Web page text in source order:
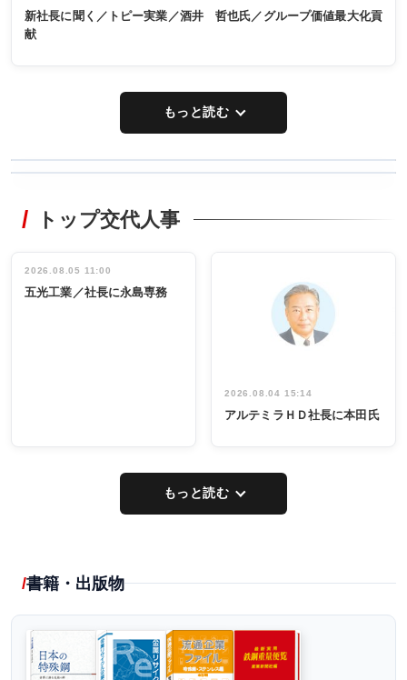
新社長に聞く／トピー実業／酒井 哲也氏／グループ価値最大化貢
献
もっと読む
非鉄業界で
インタビュ
ー／社内ア
タックトレー
祝う 業界関
係者ら220人
出席
トップ交代人事
2026.08.05 11:00
五光工業／社長に永島専務
2026.08.04 15:14
アルテミラＨＤ社長に本田氏
もっと読む
書籍・出版物